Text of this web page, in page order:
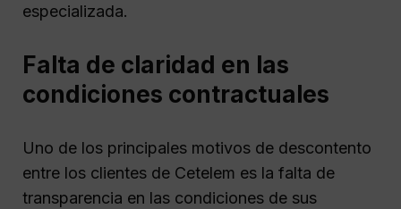
especializada.
Falta de claridad en las
condiciones contractuales
Uno de los principales motivos de descontento
entre los clientes de Cetelem es la falta de
transparencia en las condiciones de sus